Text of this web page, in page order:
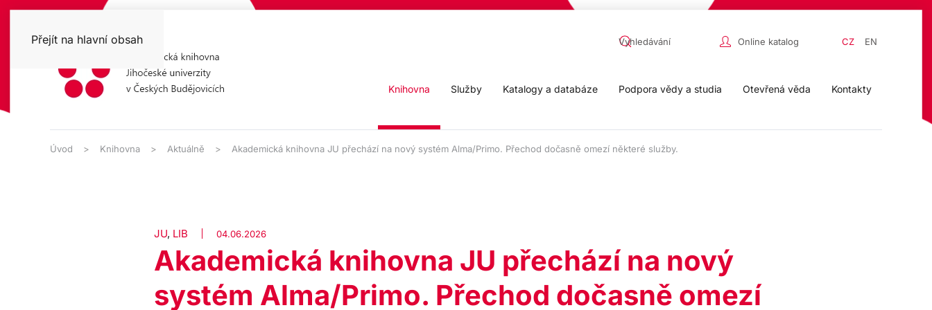
Přejít na hlavní obsah Online katalog CZ EN
Knihovna Služby Katalogy a databáze Podpora vědy a studia Otevřená věda Kontakty
Úvod Knihovna Aktuálně Akademická knihovna JU přechází na nový systém Alma/Primo. Přechod dočasně omezí některé služby.
JU, LIB 04.06.2026
Akademická knihovna JU přechází na nový
systém Alma/Primo. Přechod dočasně omezí